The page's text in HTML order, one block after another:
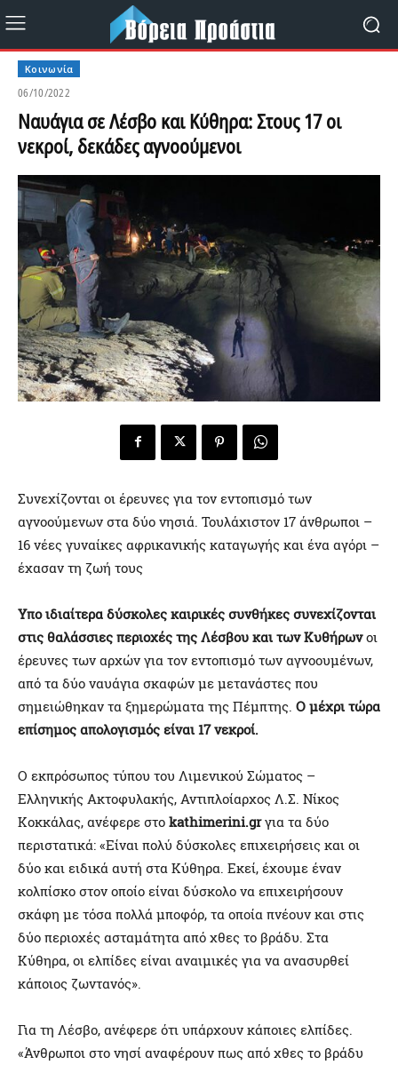
Κοινωνία
06/10/2022
Ναυάγια σε Λέσβο και Κύθηρα: Στους 17 οι
νεκροί, δεκάδες αγνοούμενοι
Συνεχίζονται οι έρευνες για τον εντοπισμό των
αγνοούμενων στα δύο νησιά. Τουλάχιστον 17 άνθρωποι –
16 νέες γυναίκες αφρικανικής καταγωγής και ένα αγόρι –
έχασαν τη ζωή τους
Yπο ιδιαίτερα δύσκολες καιρικές συνθήκες συνεχίζονται
στις θαλάσσιες περιοχές της Λέσβου και των Κυθήρωνοι
έρευνες των αρχών για τον εντοπισμό των αγνοουμένων,
από τα δύο ναυάγια σκαφών με μετανάστες που
σημειώθηκαν τα ξημερώματα της Πέμπτης. Ο μέχρι τώρα
επίσημος απολογισμός είναι 17 νεκροί.
Ο εκπρόσωπος τύπου του Λιμενικού Σώματος –
Ελληνικής Ακτοφυλακής, Αντιπλοίαρχος Λ.Σ. Νίκος
Κοκκάλας, ανέφερε στο kathimerini.grγια τα δύο
περιστατικά: «Είναι πολύ δύσκολες επιχειρήσεις και οι
δύο και ειδικά αυτή στα Κύθηρα. Εκεί, έχουμε έναν
κολπίσκο στον οποίο είναι δύσκολο να επιχειρήσουν
σκάφη με τόσα πολλά μποφόρ, τα οποία πνέουν και στις
δύο περιοχές ασταμάτητα από χθες το βράδυ. Στα
Κύθηρα, οι ελπίδες είναι αναιμικές για να ανασυρθεί
κάποιος ζωντανός».
Για τη Λέσβο, ανέφερε ότι υπάρχουν κάποιες ελπίδες.
«Άνθρωποι στο νησί αναφέρουν πως από χθες το βράδυ